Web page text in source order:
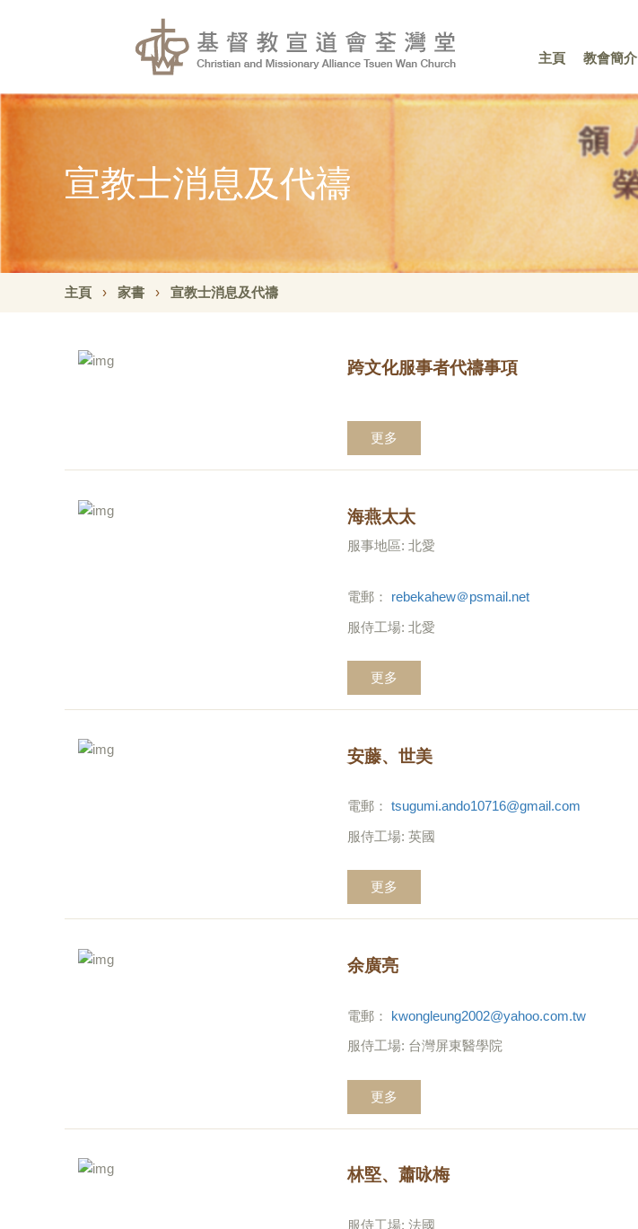
主頁 教會簡介
宣教士消息及代禱
主頁 家書 宣教士消息及代禱
跨文化服事者代禱事項
更多
海燕太太
服事地區: 北愛
電郵： rebekahew＠psmail.net
服侍工場: 北愛
更多
安藤、世美
電郵： tsugumi.ando10716@gmail.com
服侍工場: 英國
更多
余廣亮
電郵： kwongleung2002@yahoo.com.tw
服侍工場: 台灣屏東醫學院
更多
林堅、蕭咏梅
服侍工場: 法國